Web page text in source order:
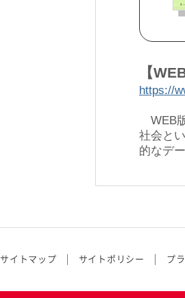
【
https://
WEB
社会と
的なデ
サイトマップ サイトポリシー プ